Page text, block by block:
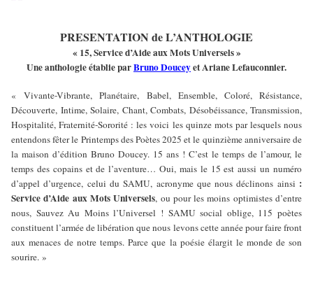
PRESENTATION de L’ANTHOLOGIE
« 15, Service d’Aide aux Mots Universels »
Une anthologie établie parBruno Douceyet Ariane Lefauconnier.
« Vivante-Vibrante, Planétaire, Babel, Ensemble, Coloré, Résistance,
Découverte, Intime, Solaire, Chant, Combats, Désobéissance, Transmission,
Hospitalité, Fraternité-Sororité : les voici les quinze mots par lesquels nous
entendons fêter le Printemps des Poètes 2025 et le quinzième anniversaire de
la maison d’édition Bruno Doucey. 15 ans ! C’est le temps de l’amour, le
temps des copains et de l’aventure… Oui, mais le 15 est aussi un numéro
d’appel d’urgence, celui du SAMU, acronyme que nous déclinons ainsi :
Service d’Aide aux Mots Universels, ou pour les moins optimistes d’entre
nous, Sauvez Au Moins l’Universel ! SAMU social oblige, 115 poètes
constituent l’armée de libération que nous levons cette année pour faire front
aux menaces de notre temps. Parce que la poésie élargit le monde de son
sourire. »